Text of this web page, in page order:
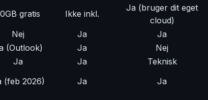
gratis Ikke inkl.
Ja (bruger dit eget
cloud)
Nej Ja Ja
(Outlook) Ja Nej
Ja Ja Teknisk
(feb 2026) Ja Ja